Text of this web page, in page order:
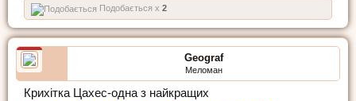
Подобається x 2
Geograf
Меломан
Крихітка Цахес-одна з найкращих